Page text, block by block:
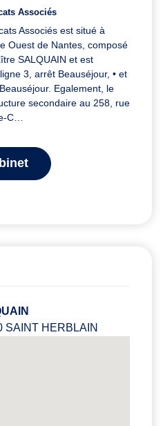
Associés
Associés est situé à
Ouest de Nantes, composé
SALQUAIN et est
3, arrêt Beauséjour, • et
Egalement, le
secondaire au 258, rue
C…
SAINT HERBLAIN